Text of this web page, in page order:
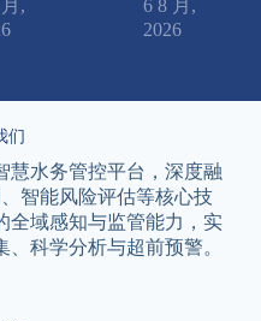
,
6 8 月,
2026
们
慧水务管控平台，深度融
智能风险评估等核心技
全域感知与监管能力，实
科学分析与超前预警。